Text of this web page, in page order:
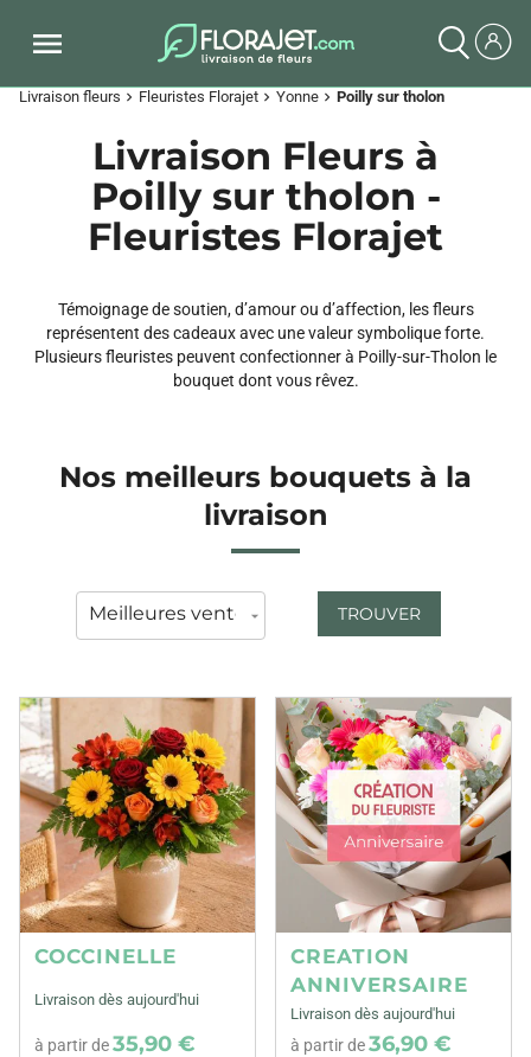
Livraison fleurs chevron_right Fleuristes Florajet chevron_right Yonne chevron_right Poilly sur tholon
Livraison Fleurs à
Poilly sur tholon -
Fleuristes Florajet
Témoignage de soutien, d’amour ou d’affection, les fleurs
représentent des cadeaux avec une valeur symbolique forte.
Plusieurs fleuristes peuvent confectionner à Poilly-sur-Tholon le
bouquet dont vous rêvez.
Nos meilleurs bouquets à la
livraison
TROUVER
COCCINELLE
Livraison dès aujourd'hui
à partir de35,90 €
CREATION
ANNIVERSAIRE
Livraison dès aujourd'hui
à partir de36,90 €